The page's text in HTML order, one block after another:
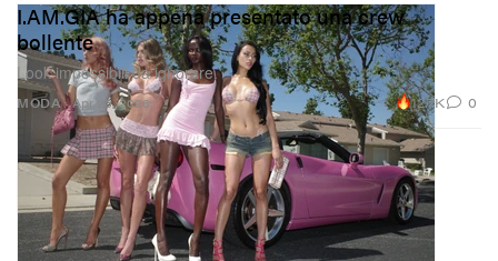
MODA
I.AM.GIA ha appena presentato una crew
bollente
Look impossibili da ignorare.
Apr 23, 2026 12.7K 0